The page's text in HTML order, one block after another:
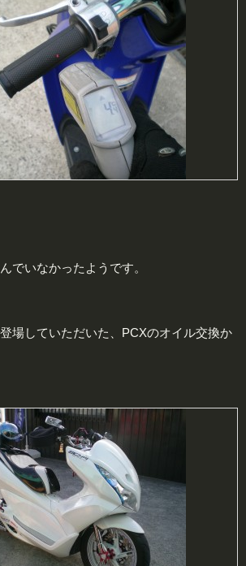
でいなかったようです。
場していただいた、PCXのオイル交換か